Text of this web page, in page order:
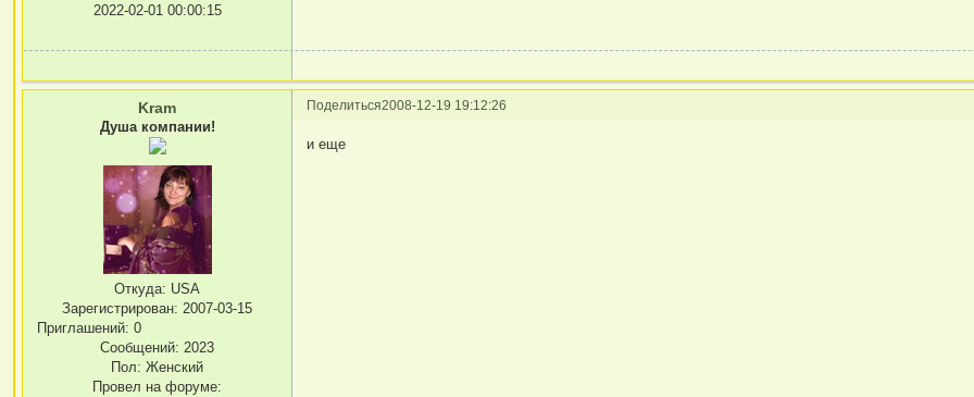
2022-02-01 00:00:15
Поделиться2008-12-19 19:12:26
Kram
Душа компании!
Откуда: USA
Зарегистрирован: 2007-03-15
Приглашений: 0
Сообщений: 2023
Пол: Женский
Провел на форуме:
и еще